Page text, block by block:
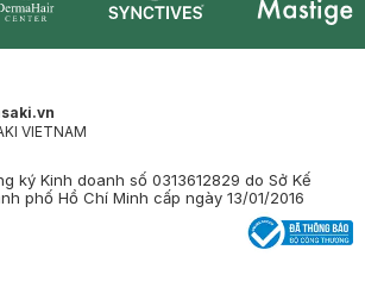
VIETNAM
ký Kinh doanh số 0313612829 do Sở Kế
phố Hồ Chí Minh cấp ngày 13/01/2016